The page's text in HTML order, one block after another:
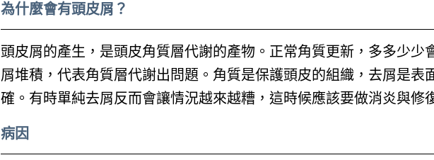
為什麼會有頭皮屑？
頭皮屑的產生，是頭皮角質層代謝的產物。正常角質更新，多多少少
屑堆積，代表角質層代謝出問題。角質是保護頭皮的組織，去屑是表
確。有時單純去屑反而會讓情況越來越糟，這時候應該要做消炎與修
病因